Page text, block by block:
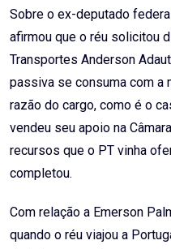
Sobre o ex-deputado
afirmou que o réu solicitou
Transportes Anderson
passiva se consuma com a
razão do cargo, como é o
vendeu seu apoio na
recursos que o PT vinha
completou.
Com relação a Emerson
quando o réu viajou a